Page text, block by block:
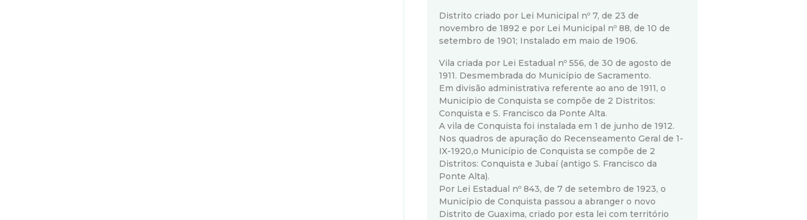
Distrito criado por Lei Municipal nº 7, de 23 de
novembro de 1892 e por Lei Municipal nº 88, de 10 de
setembro de 1901; Instalado em maio de 1906.
Vila criada por Lei Estadual nº 556, de 30 de agosto de
1911. Desmembrada do Município de Sacramento.
Em divisão administrativa referente ao ano de 1911, o
Município de Conquista se compõe de 2 Distritos:
Conquista e S. Francisco da Ponte Alta.
A vila de Conquista foi instalada em 1 de junho de 1912.
Nos quadros de apuração do Recenseamento Geral de 1-
IX-1920,o Município de Conquista se compõe de 2
Distritos: Conquista e Jubaí (antigo S. Francisco da
Ponte Alta).
Por Lei Estadual nº 843, de 7 de setembro de 1923, o
Município de Conquista passou a abranger o novo
Distrito de Guaxima, criado por esta lei com território